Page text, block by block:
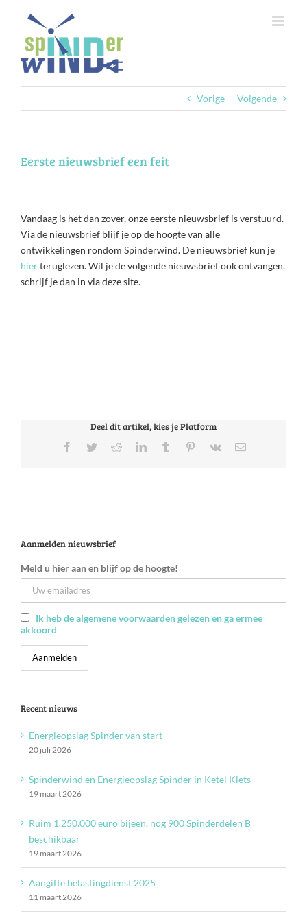
inhoud
Vorige Volgende
Eerste nieuwsbrief een feit
Vandaag is het dan zover, onze eerste nieuwsbrief is verstuurd.
Via de nieuwsbrief blijf je op de hoogte van alle
ontwikkelingen rondom Spinderwind. De nieuwsbrief kun je
hierteruglezen. Wil je de volgende nieuwsbrief ook ontvangen,
schrijf je dan in via deze site.
Deel dit artikel, kies je Platform
Facebook
TwitterRedditLinkedInTumblr Pinterest
Vk
E-
Aanmelden nieuwsbrief
Meld u hier aan en blijf op de hoogte!
Ik heb de algemene voorwaarden gelezen en ga ermee
akkoord
Recent nieuws
Energieopslag Spinder van start
20 juli 2026
Spinderwind en Energieopslag Spinder in Ketel Klets
19 maart 2026
Ruim 1.250.000 euro bijeen, nog 900 Spinderdelen B
beschikbaar
19 maart 2026
Aangifte belastingdienst 2025
11 maart 2026